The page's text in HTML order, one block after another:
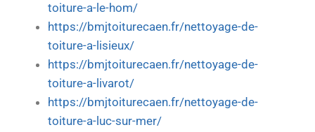
toiture-a-le-hom/
https://bmjtoiturecaen.fr/nettoyage-de-
toiture-a-lisieux/
https://bmjtoiturecaen.fr/nettoyage-de-
toiture-a-livarot/
https://bmjtoiturecaen.fr/nettoyage-de-
toiture-a-luc-sur-mer/